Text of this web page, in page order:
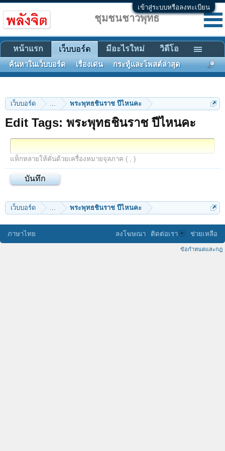
เข้าสู่ระบบหรือลงทะเบียน
เว็บบอร์ด ... พระพุทธชินราช ปีไหนคะ
Edit Tags: พระพุทธชินราช ปีไหนคะ
แท็กหลายให้คั่นด้วยเครื่องหมายจุลภาค ( , )
เว็บบอร์ด ... พระพุทธชินราช ปีไหนคะ
ชุมชนชาวพุทธ
หน้าแรก เว็บบอร์ด
ค้นหาในเว็บบอร์ด เรื่องเด่น กระทู้และโพสต์ล่าสุด
มีอะไรใหม่ วิดีโอ
ภาษาไทย ลงโฆษณา ติดต่อเรา ช่วยเหลือ
ข้อกำหนดและกฎ